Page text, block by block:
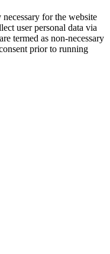
for the website
user personal data via
termed as non-necessary
prior to running